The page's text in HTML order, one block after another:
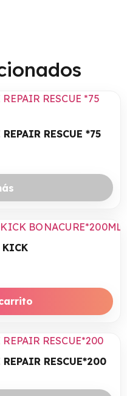
RESCUE *75
KICK
RESCUE*200